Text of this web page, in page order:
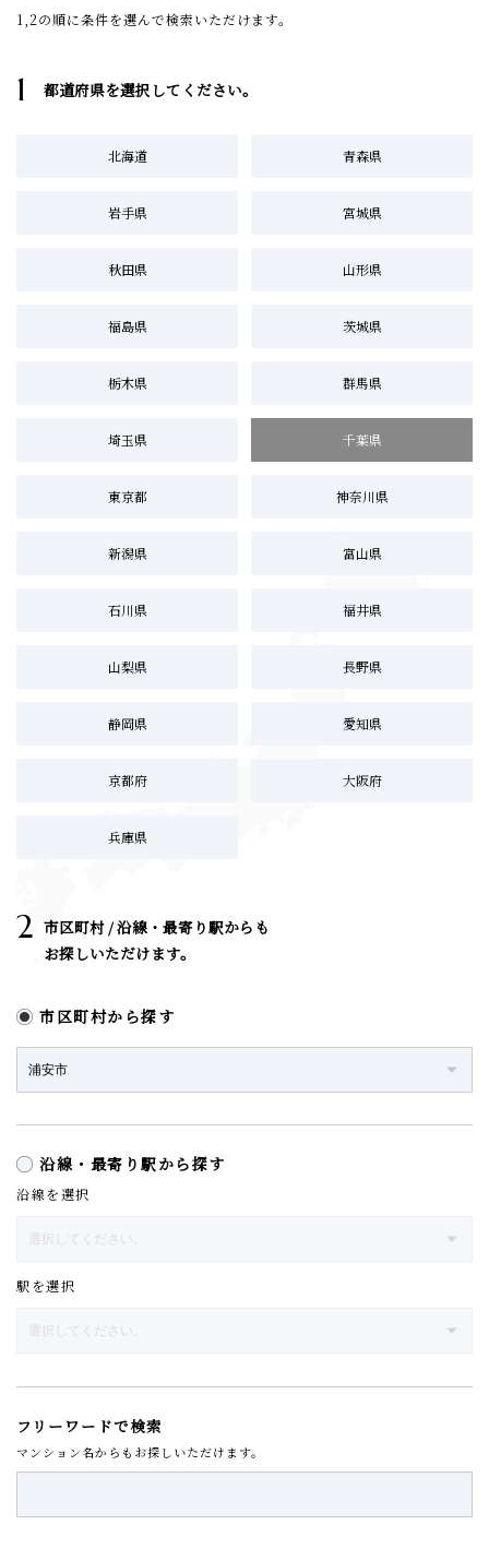
1,2の順に条件を選んで検索いただけます。
1 都道府県を選択してください。
北海道 青森県
岩手県 宮城県
秋田県 山形県
福島県 茨城県
栃木県 群馬県
埼玉県 千葉県
東京都 神奈川県
新潟県 富山県
石川県 福井県
山梨県 長野県
静岡県 愛知県
京都府 大阪府
兵庫県
2 市区町村 / 沿線・最寄り駅からも
お探しいただけます。
市区町村から探す
沿線・最寄り駅から探す
沿線を選択
駅を選択
フリーワードで検索
マンション名からもお探しいただけます。